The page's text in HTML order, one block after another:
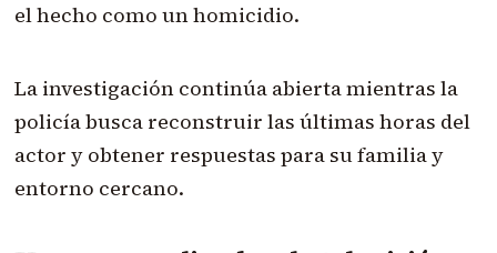
el hecho como un homicidio.
La investigación continúa abierta mientras la
policía busca reconstruir las últimas horas del
actor y obtener respuestas para su familia y
entorno cercano.